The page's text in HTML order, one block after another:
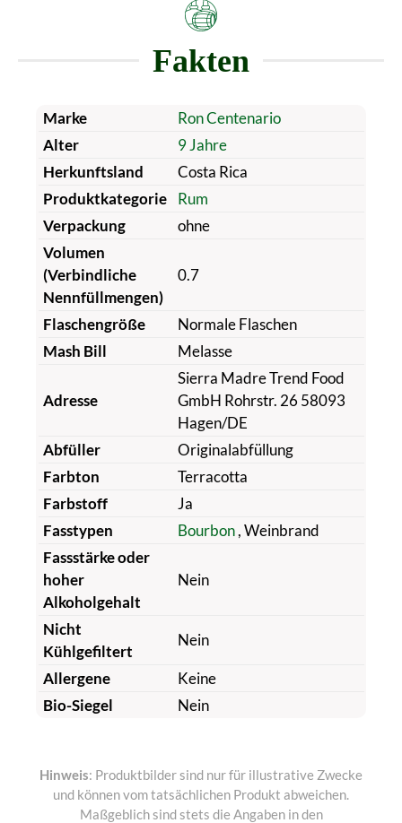
Fakten
Marke
Ron Centenario
Alter
9 Jahre
Herkunftsland
Costa Rica
Produktkategorie
Rum
Verpackung
ohne
Volumen
(Verbindliche
Nennfüllmengen)
0.7
Flaschengröße
Normale Flaschen
Mash Bill
Melasse
Adresse
Sierra Madre Trend Food
GmbH Rohrstr. 26 58093
Hagen/DE
Abfüller
Originalabfüllung
Farbton
Terracotta
Farbstoff
Ja
Fasstypen
Bourbon, Weinbrand
Fassstärke oder
hoher
Alkoholgehalt
Nein
Nicht
Kühlgefiltert
Nein
Allergene
Keine
Bio-Siegel
Nein
Hinweis: Produktbilder sind nur für illustrative Zwecke
und können vom tatsächlichen Produkt abweichen.
Maßgeblich sind stets die Angaben in den